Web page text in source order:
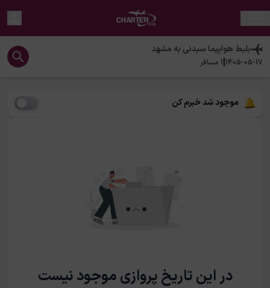
بلیط هواپیماسیدنی به مشهد
1405-05-17
|
1 مسافر
موجود شد خبرم کن
در این تاریخ پروازی موجود نیست